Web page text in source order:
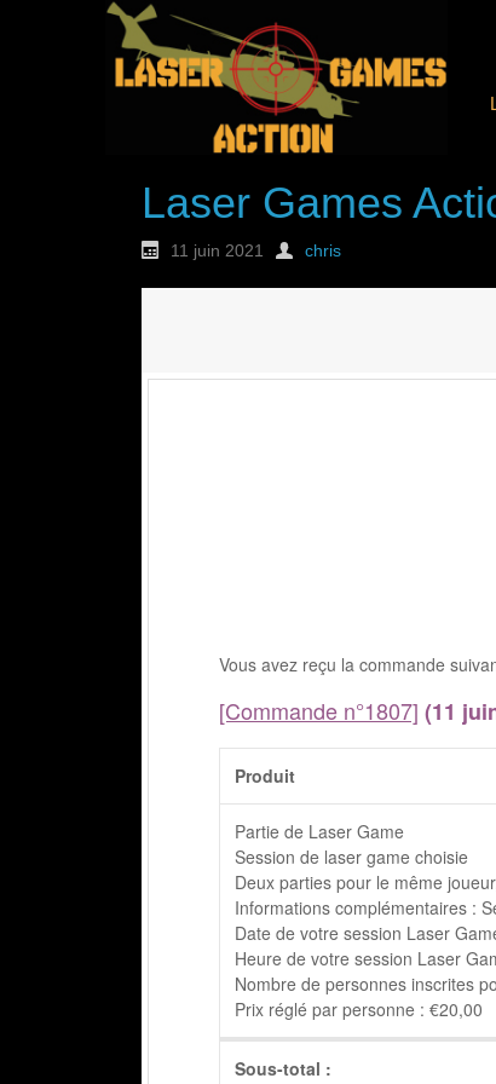
Laser Games
11 juin 2021 chris
Vous avez reçu la commande
[Commande n°1807] (11
Produit
Partie de Laser Game
Session de laser game choisie
Deux parties pour le même
Informations complémentaires :
Date de votre session Laser
Heure de votre session Laser
Nombre de personnes inscrites
Prix réglé par personne : €20,00
Sous-total :